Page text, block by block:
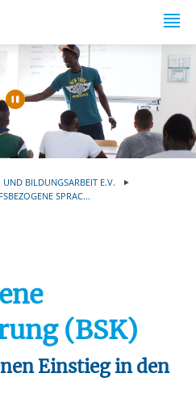
Automatische
UND BILDUNGSARBEIT E.V.
SPRAC...
(BSK)
Einstieg in den